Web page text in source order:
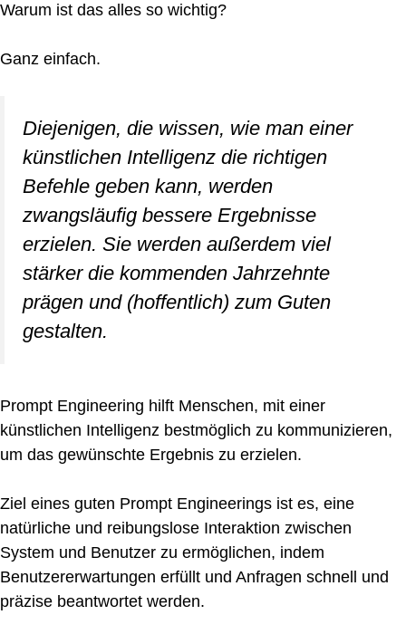
Warum ist das alles so wichtig?
Ganz einfach.
Diejenigen, die wissen, wie man einer
künstlichen Intelligenz die richtigen
Befehle geben kann, werden
zwangsläufig bessere Ergebnisse
erzielen. Sie werden außerdem viel
stärker die kommenden Jahrzehnte
prägen und (hoffentlich) zum Guten
gestalten.
Prompt Engineering hilft Menschen, mit einer
künstlichen Intelligenz bestmöglich zu kommunizieren,
um das gewünschte Ergebnis zu erzielen.
Ziel eines guten Prompt Engineerings ist es, eine
natürliche und reibungslose Interaktion zwischen
System und Benutzer zu ermöglichen, indem
Benutzererwartungen erfüllt und Anfragen schnell und
präzise beantwortet werden.